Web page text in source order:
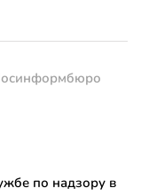
по надзору в